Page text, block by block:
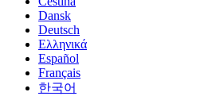
Dansk
Deutsch
Ελληνικά
Español
Français
한국어